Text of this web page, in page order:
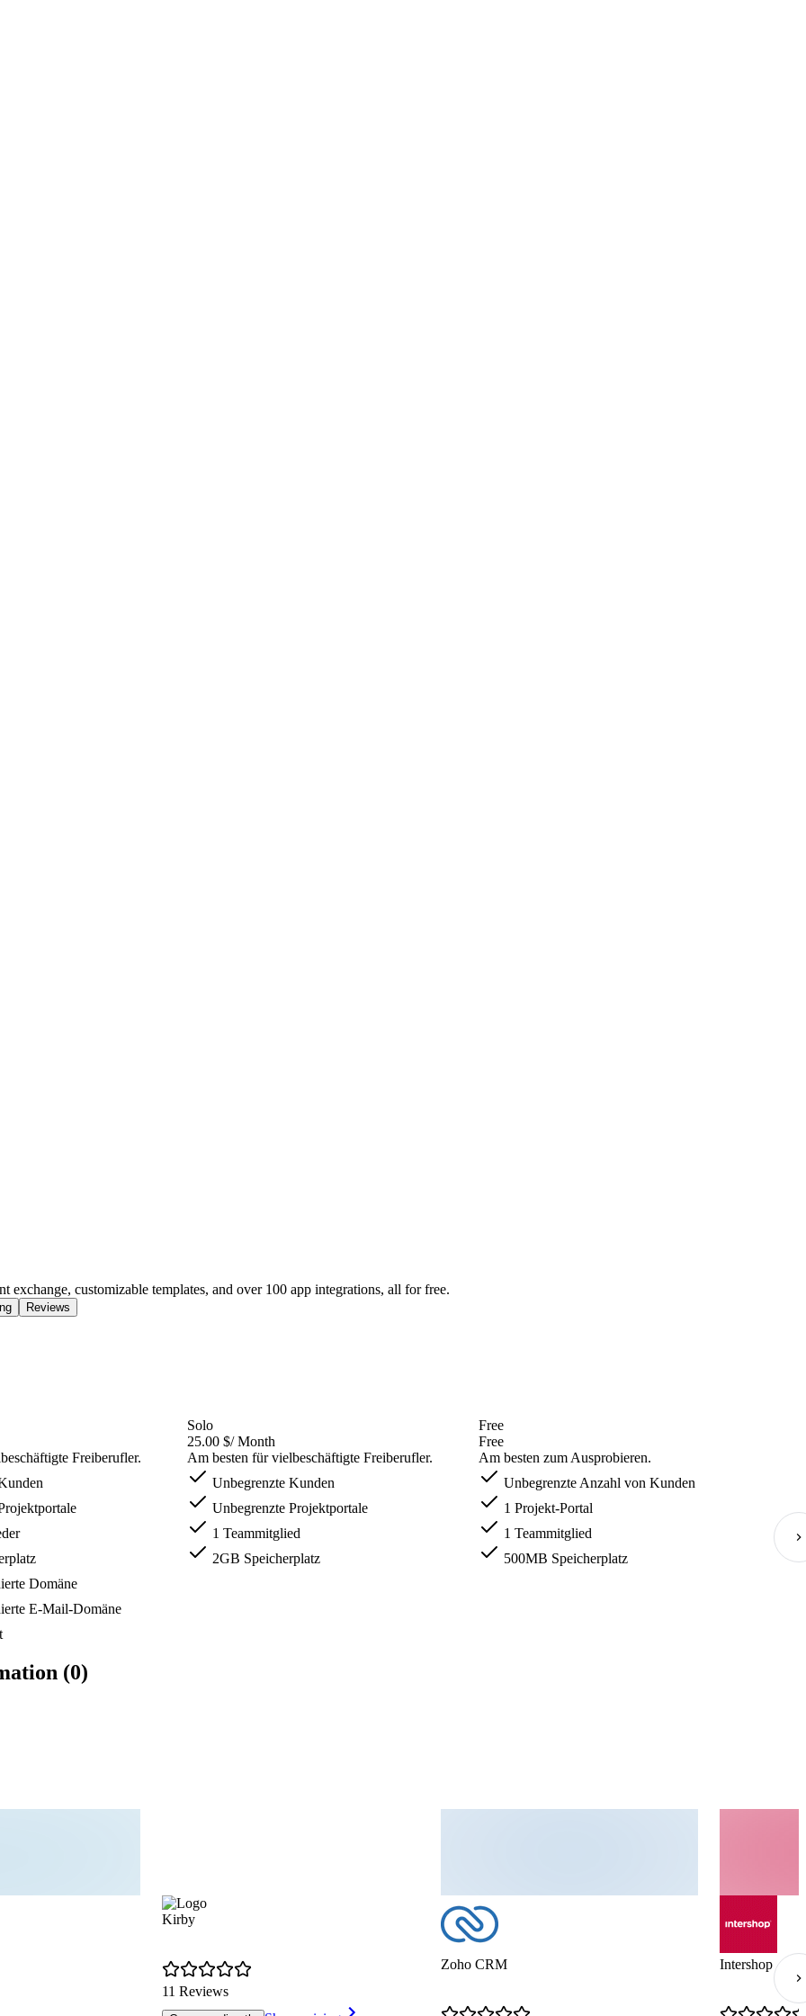
exchange, customizable templates, and over 100 app integrations, all for free.
Reviews
Freiberufler.
Domäne
E-Mail-Domäne
Solo
25.00 $/ Month
Am besten für vielbeschäftigte Freiberufler.
Unbegrenzte Kunden
Unbegrenzte Projektportale
1 Teammitglied
2GB Speicherplatz
Free
Free
Am besten zum Ausprobieren.
Unbegrenzte Anzahl von Kunden
1 Projekt-Portal
1 Teammitglied
500MB Speicherplatz
(0)
Kirby
11 Reviews
Zoho CRM Intershop